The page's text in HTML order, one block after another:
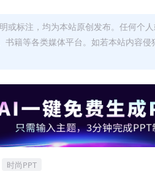
或标注，均为本站原创发布。任何个
书籍等各类媒体平台。如若本站内容
时尚PPT